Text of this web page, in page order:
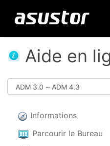
Aide en
Informations
Parcourir le Bureau